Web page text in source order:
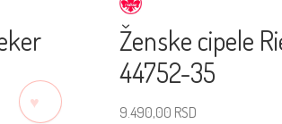
Ženske cipele
44752-35
9.490,00 RSD